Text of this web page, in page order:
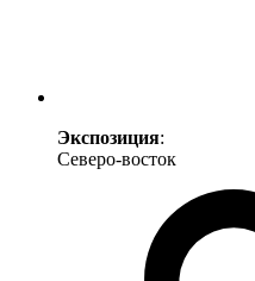
Экспозиция:
Северо-восток